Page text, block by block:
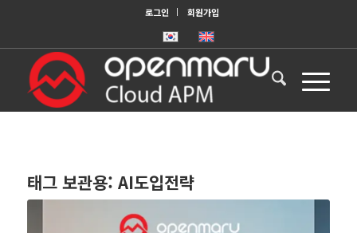
로그인 회원가입
태그 보관용: AI도입전략